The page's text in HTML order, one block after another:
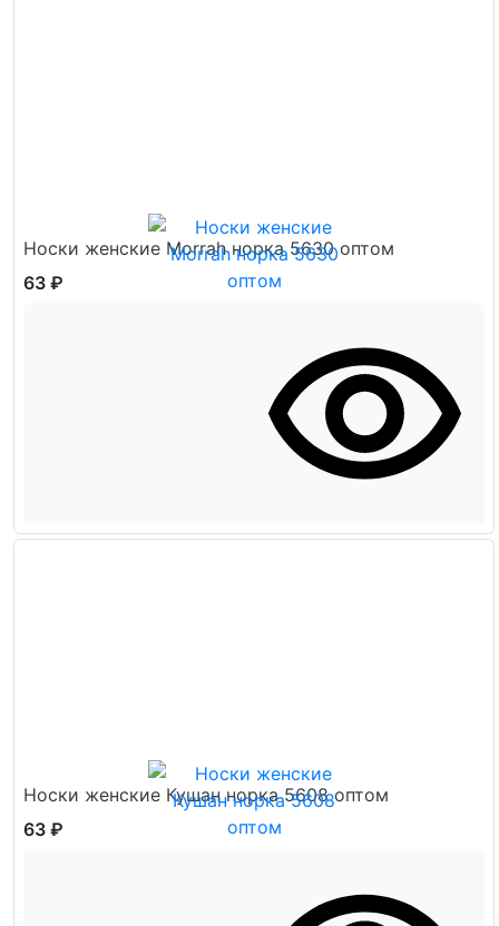
Носки женские Morrah норка 5630 оптом
63 ₽
Носки женские Кушан норка 5608 оптом
63 ₽